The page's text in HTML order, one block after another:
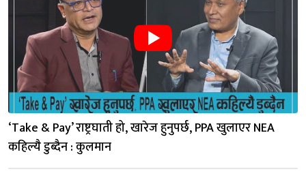
‘Take & Pay’ राष्ट्रघाती हो, खारेज हुनुपर्छ, PPA खुलाएर NEA
कहिल्यै डुब्दैन : कुलमान